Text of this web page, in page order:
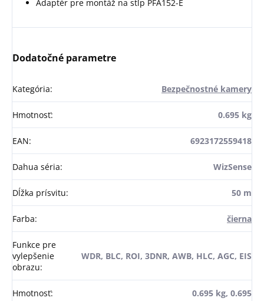
Adaptér pre montáž na stĺp PFA152-E
Dodatočné parametre
Kategória: Bezpečnostné kamery
Hmotnosť: 0.695 kg
EAN: 6923172559418
Dahua séria: WizSense
Dĺžka prísvitu: 50 m
Farba: čierna
Funkce pre
vylepšenie
obrazu:
WDR, BLC, ROI, 3DNR, AWB, HLC, AGC, EIS
Hmotnosť: 0.695 kg, 0.695